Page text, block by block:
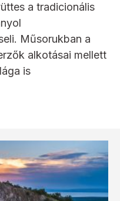
a tradicionális
Műsorukban a
alkotásai mellett
is